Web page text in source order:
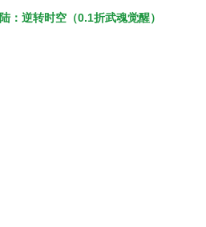
陆：逆转时空（0.1折武魂觉醒）